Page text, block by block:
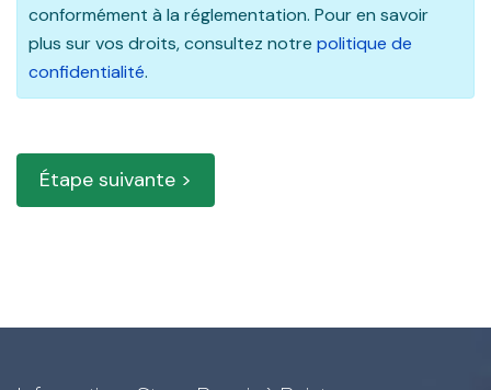
conformément à la réglementation. Pour en savoir
plus sur vos droits, consultez notre politique de
confidentialité.
Étape suivante >